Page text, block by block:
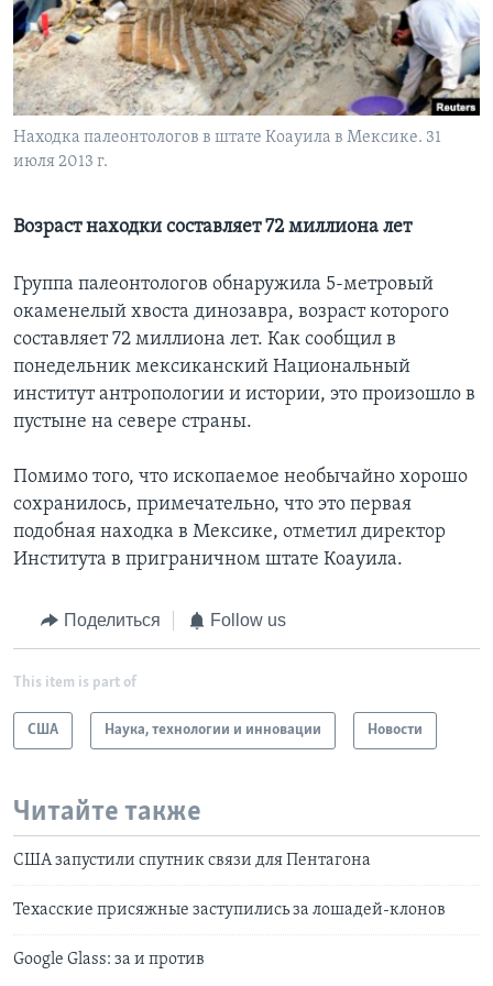
Learning English
СОЦИАЛЬНЫЕ СЕТИ
Находка палеонтологов в штате Коауила в Мексике. 31
июля 2013 г.
Возраст находки составляет 72 миллиона лет
Группа палеонтологов обнаружила 5-метровый
окаменелый хвоста динозавра, возраст которого
составляет 72 миллиона лет. Как сообщил в
понедельник мексиканский Национальный
институт антропологии и истории, это произошло в
пустыне на севере страны.
Помимо того, что ископаемое необычайно хорошо
сохранилось, примечательно, что это первая
подобная находка в Мексике, отметил директор
Института в приграничном штате Коауила.
Поделиться Follow us
This item is part of
США Наука, технологии и инновации Новости
Читайте также
США запустили спутник связи для Пентагона
Техасские присяжные заступились за лошадей-клонов
Google Glass: за и против